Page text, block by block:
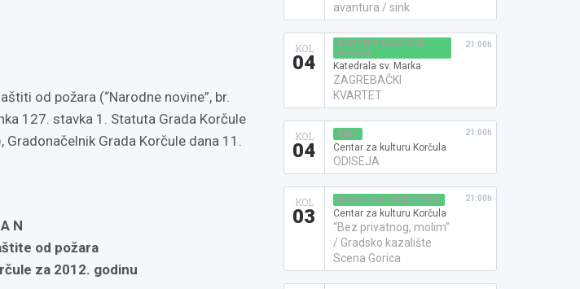
od požara (“Narodne novine”, br.
127. stavka 1. Statuta Grada Korčule
Gradonačelnik Grada Korčule dana 11.
N
od požara
za 2012. godinu
avantura / sink
KOL
04
KONCERT KLASIČNE
GLAZBE
Katedrala sv. Marka
ZAGREBAČKI
KVARTET
21:00h
KOL
04
KINO
Centar za kulturu Korčula
ODISEJA
21:00h
KOL
03
KAZALIŠNA PREDSTAVA
Centar za kulturu Korčula
“Bez privatnog, molim”
/ Gradsko kazalište
Scena Gorica
21:00h